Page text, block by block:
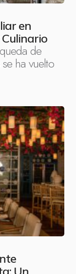
en
Culinario
de
ha vuelto
Un